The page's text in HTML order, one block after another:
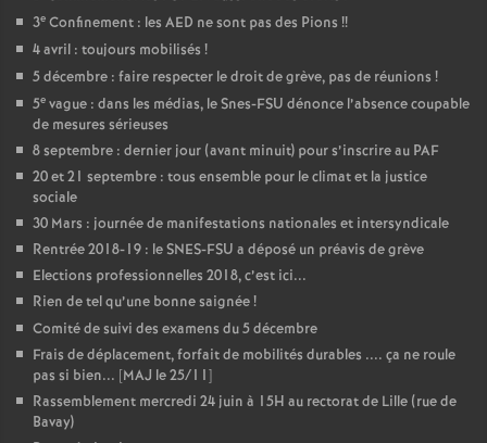
3e Confinement : les AED ne sont pas des Pions !!
4 avril : toujours mobilisés !
5 décembre : faire respecter le droit de grève, pas de réunions !
5e vague : dans les médias, le Snes-FSU dénonce l’absence coupable
de mesures sérieuses
8 septembre : dernier jour (avant minuit) pour s’inscrire au PAF
20 et 21 septembre : tous ensemble pour le climat et la justice
sociale
30 Mars : journée de manifestations nationales et intersyndicale
Rentrée 2018-19 : le SNES-FSU a déposé un préavis de grève
Elections professionnelles 2018, c’est ici...
Rien de tel qu’une bonne saignée!
Comité de suivi des examens du 5 décembre
Frais de déplacement, forfait de mobilités durables .... ça ne roule
pas si bien... [MAJ le 25/11]
Rassemblement mercredi 24 juin à 15H au rectorat de Lille (rue de
Bavay)